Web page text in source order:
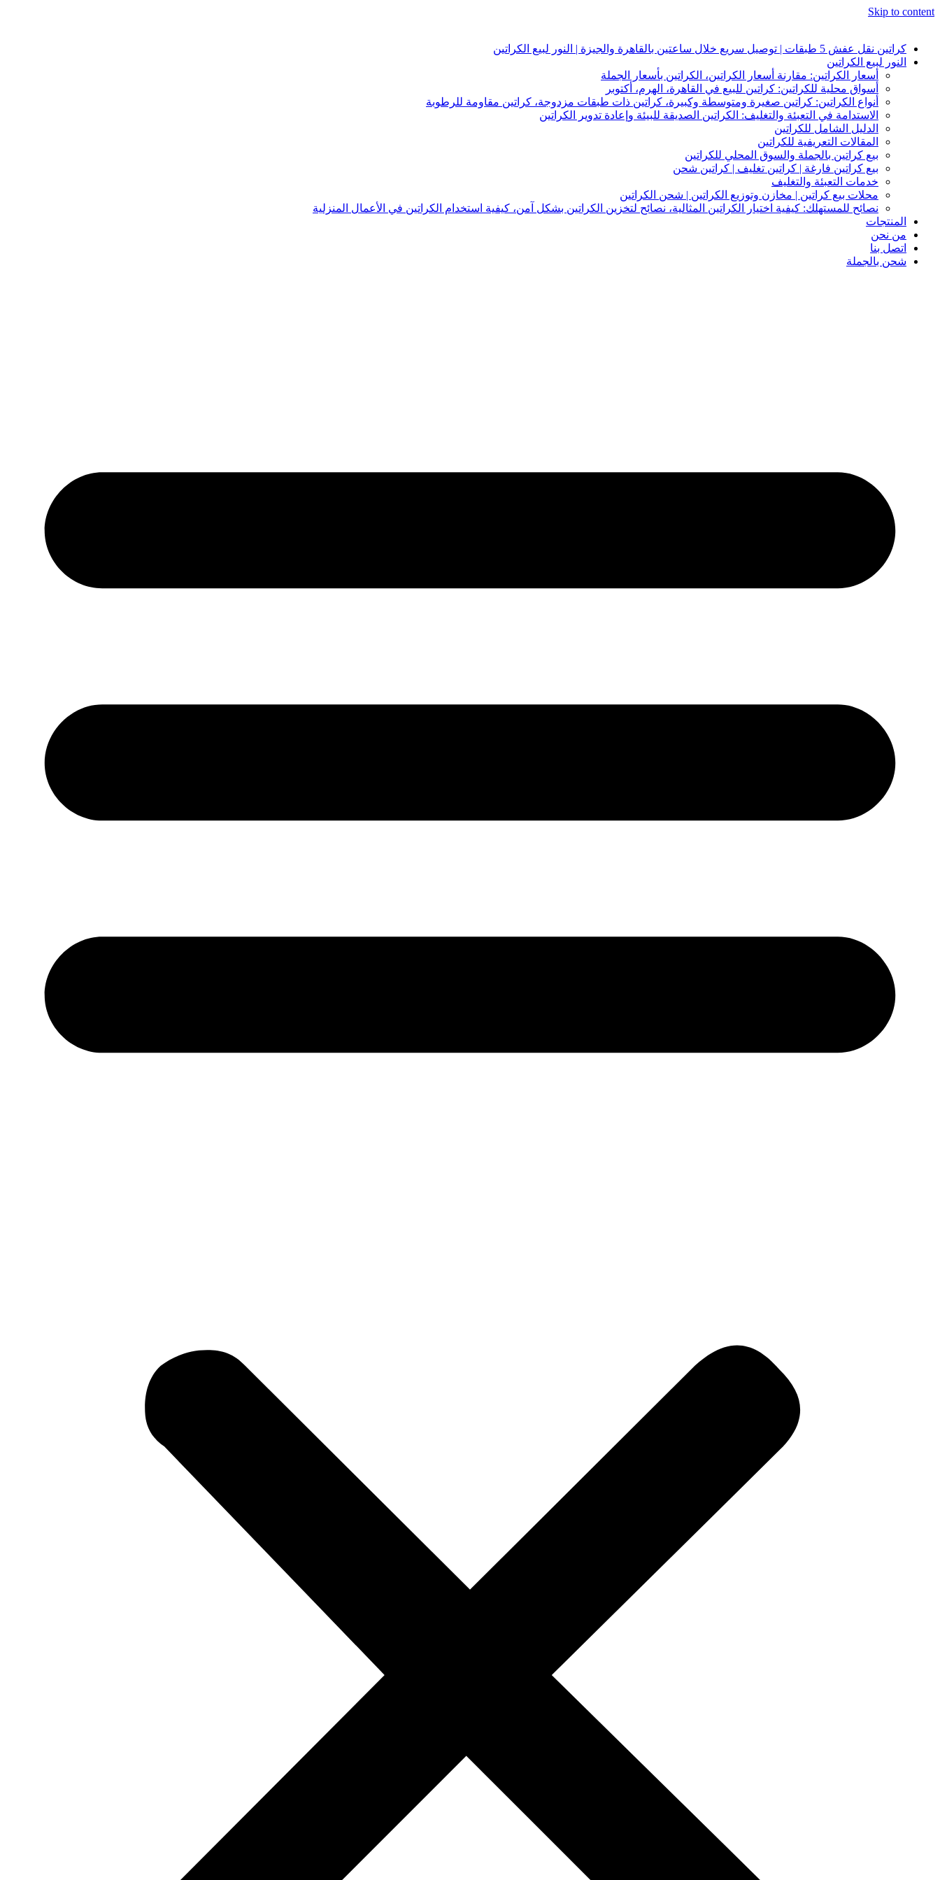
Skip to content
كراتين نقل عفش 5 طبقات | توصيل سريع خلال ساعتين بالقاهرة والجيزة | النور لبيع الكراتين
النور لبيع الكراتين
أسعار الكراتين: مقارنة أسعار الكراتين، الكراتين بأسعار الجملة
أسواق محلية للكراتين: كراتين للبيع في القاهرة، الهرم، أكتوبر
أنواع الكراتين: كراتين صغيرة ومتوسطة وكبيرة، كراتين ذات طبقات مزدوجة، كراتين مقاومة للرطوبة
الاستدامة في التعبئة والتغليف: الكراتين الصديقة للبيئة وإعادة تدوير الكراتين
الدليل الشامل للكراتين
المقالات التعريفية للكراتين
بيع كراتين بالجملة والسوق المحلي للكراتين
بيع كراتين فارغة | كراتين تغليف | كراتين شحن
خدمات التعبئة والتغليف
محلات بيع كراتين | مخازن وتوزيع الكراتين | شحن الكراتين
نصائح للمستهلك: كيفية اختيار الكراتين المثالية، نصائح لتخزين الكراتين بشكل آمن، كيفية استخدام الكراتين في الأعمال المنزلية
المنتجات
من نحن
اتصل بنا
شحن بالجملة